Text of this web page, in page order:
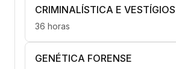
CRIMINALÍSTICA E VESTÍGIOS
36 horas
GENÉTICA FORENSE